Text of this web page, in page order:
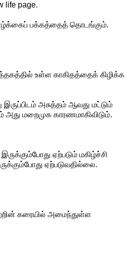
life page.
பக்கத்தைத் தொடங்கும்.
உள்ள காகிதத்தைக் கிழிக்க
இருப்பிடம் அசுத்தம் ஆவது மட்டும்
மறைமுக காரணமாகிவிடும்.
ஏற்படும் மகிழ்ச்சி
ஏற்படுவதில்லை.
கரையில் அமைந்துள்ள